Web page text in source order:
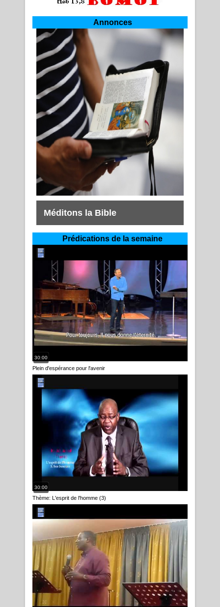
Annonces
Méditons la Bible
Prédications de la semaine
30:00
Plein d'espérance pour l'avenir
30:00
Thème: L'esprit de l'homme (3)